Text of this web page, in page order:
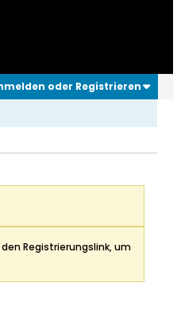
oder Registrieren
Registrierungslink, um